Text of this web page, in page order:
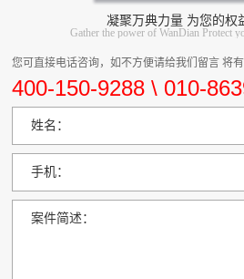
凝聚万典力量 为您的权
Gather the power of WanDian Protect
您可直接电话咨询，如不方便请给我们留言 将
400-150-9288 \ 010-
姓名：
手机：
案件简述：